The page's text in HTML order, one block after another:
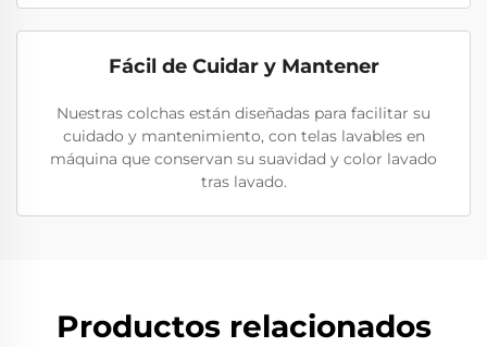
Fácil de Cuidar y Mantener
Nuestras colchas están diseñadas para facilitar su
cuidado y mantenimiento, con telas lavables en
máquina que conservan su suavidad y color lavado
tras lavado.
Productos relacionados